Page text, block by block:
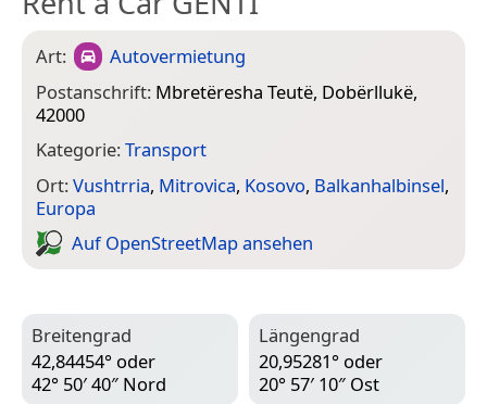
Art:
Autovermietung
Postanschrift: Mbretëresha Teutë, Dobërllukë,
42000
Kategorie:Transport
Ort:Vushtrria, Mitrovica, Kosovo, Balkanhalbinsel,
Europa
Auf Open­Street­Map ansehen
Breitengrad
42,84454° oder
42° 50′ 40″ Nord
Längengrad
20,95281° oder
20° 57′ 10″ Ost